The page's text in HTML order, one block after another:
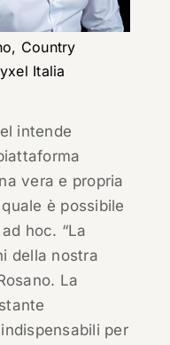
Country
Italia
intende
vera e propria
è possibile
hoc. “La
della nostra
La
per